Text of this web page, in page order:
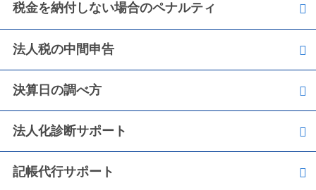
税金を納付しない場合のペナルティ
法人税の中間申告
決算日の調べ方
法人化診断サポート
記帳代行サポート